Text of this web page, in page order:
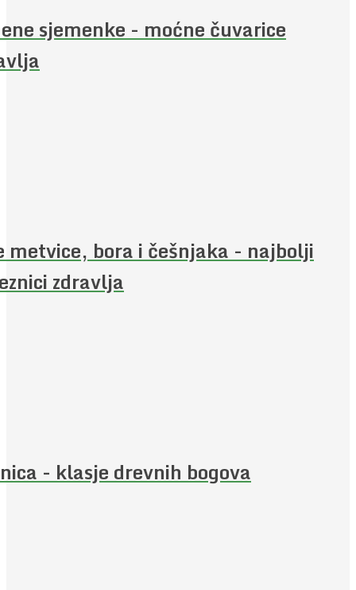
sjemenke - moćne čuvarice
metvice, bora i češnjaka - najbolji
zdravlja
- klasje drevnih bogova